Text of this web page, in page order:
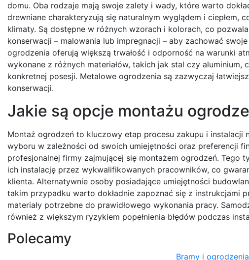
domu. Oba rodzaje mają swoje zalety i wady, które warto
drewniane charakteryzują się naturalnym wyglądem i ciepłem,
klimaty. Są dostępne w różnych wzorach i kolorach, co
konserwacji – malowania lub impregnacji – aby zachować
ogrodzenia oferują większą trwałość i odporność na warunki
wykonane z różnych materiałów, takich jak stal czy
konkretnej posesji. Metalowe ogrodzenia są zazwyczaj
konserwacji.
Jakie są opcje montażu
Montaż ogrodzeń to kluczowy etap procesu zakupu i instalacji
wyboru w zależności od swoich umiejętności oraz preferencji
profesjonalnej firmy zajmującej się montażem ogrodzeń. Tego
ich instalację przez wykwalifikowanych pracowników, co
klienta. Alternatywnie osoby posiadające umiejętności
takim przypadku warto dokładnie zapoznać się z instrukcjami
materiały potrzebne do prawidłowego wykonania pracy.
również z większym ryzykiem popełnienia błędów podczas
Polecamy
Bramy i